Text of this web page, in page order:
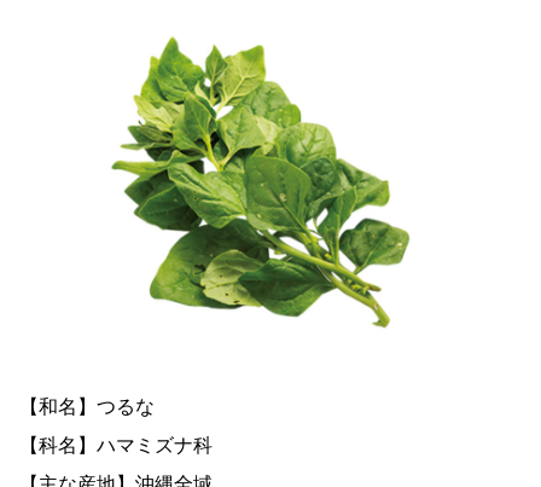
【和名】つるな
【科名】ハマミズナ科